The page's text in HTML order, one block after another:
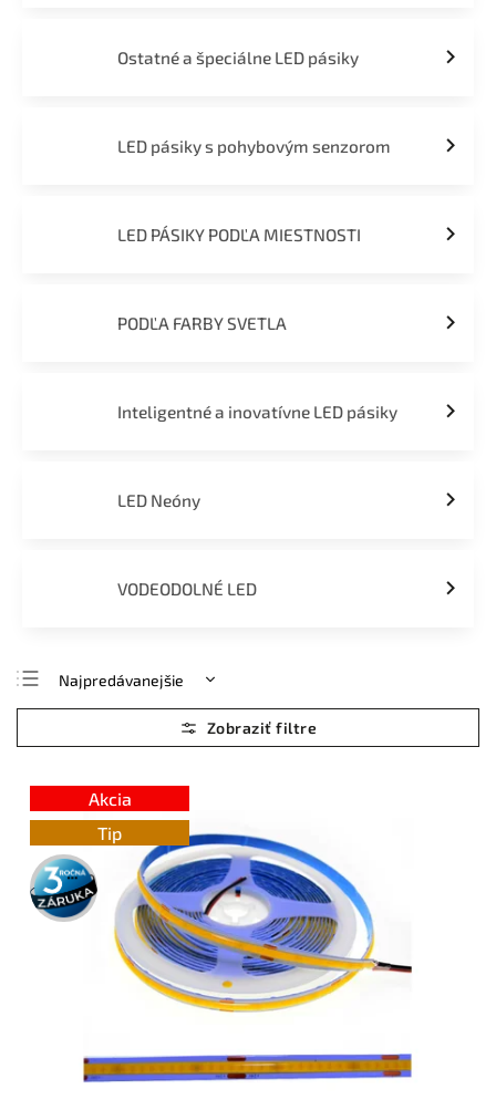
Ostatné a špeciálne LED pásiky
LED pásiky s pohybovým senzorom
LED PÁSIKY PODĽA MIESTNOSTI
PODĽA FARBY SVETLA
Inteligentné a inovatívne LED pásiky
LED Neóny
VODEODOLNÉ LED
Najpredávanejšie
Najlacnejšie
Najdrahšie
Abecedne
Akcia
Tip
3 roky
záruka